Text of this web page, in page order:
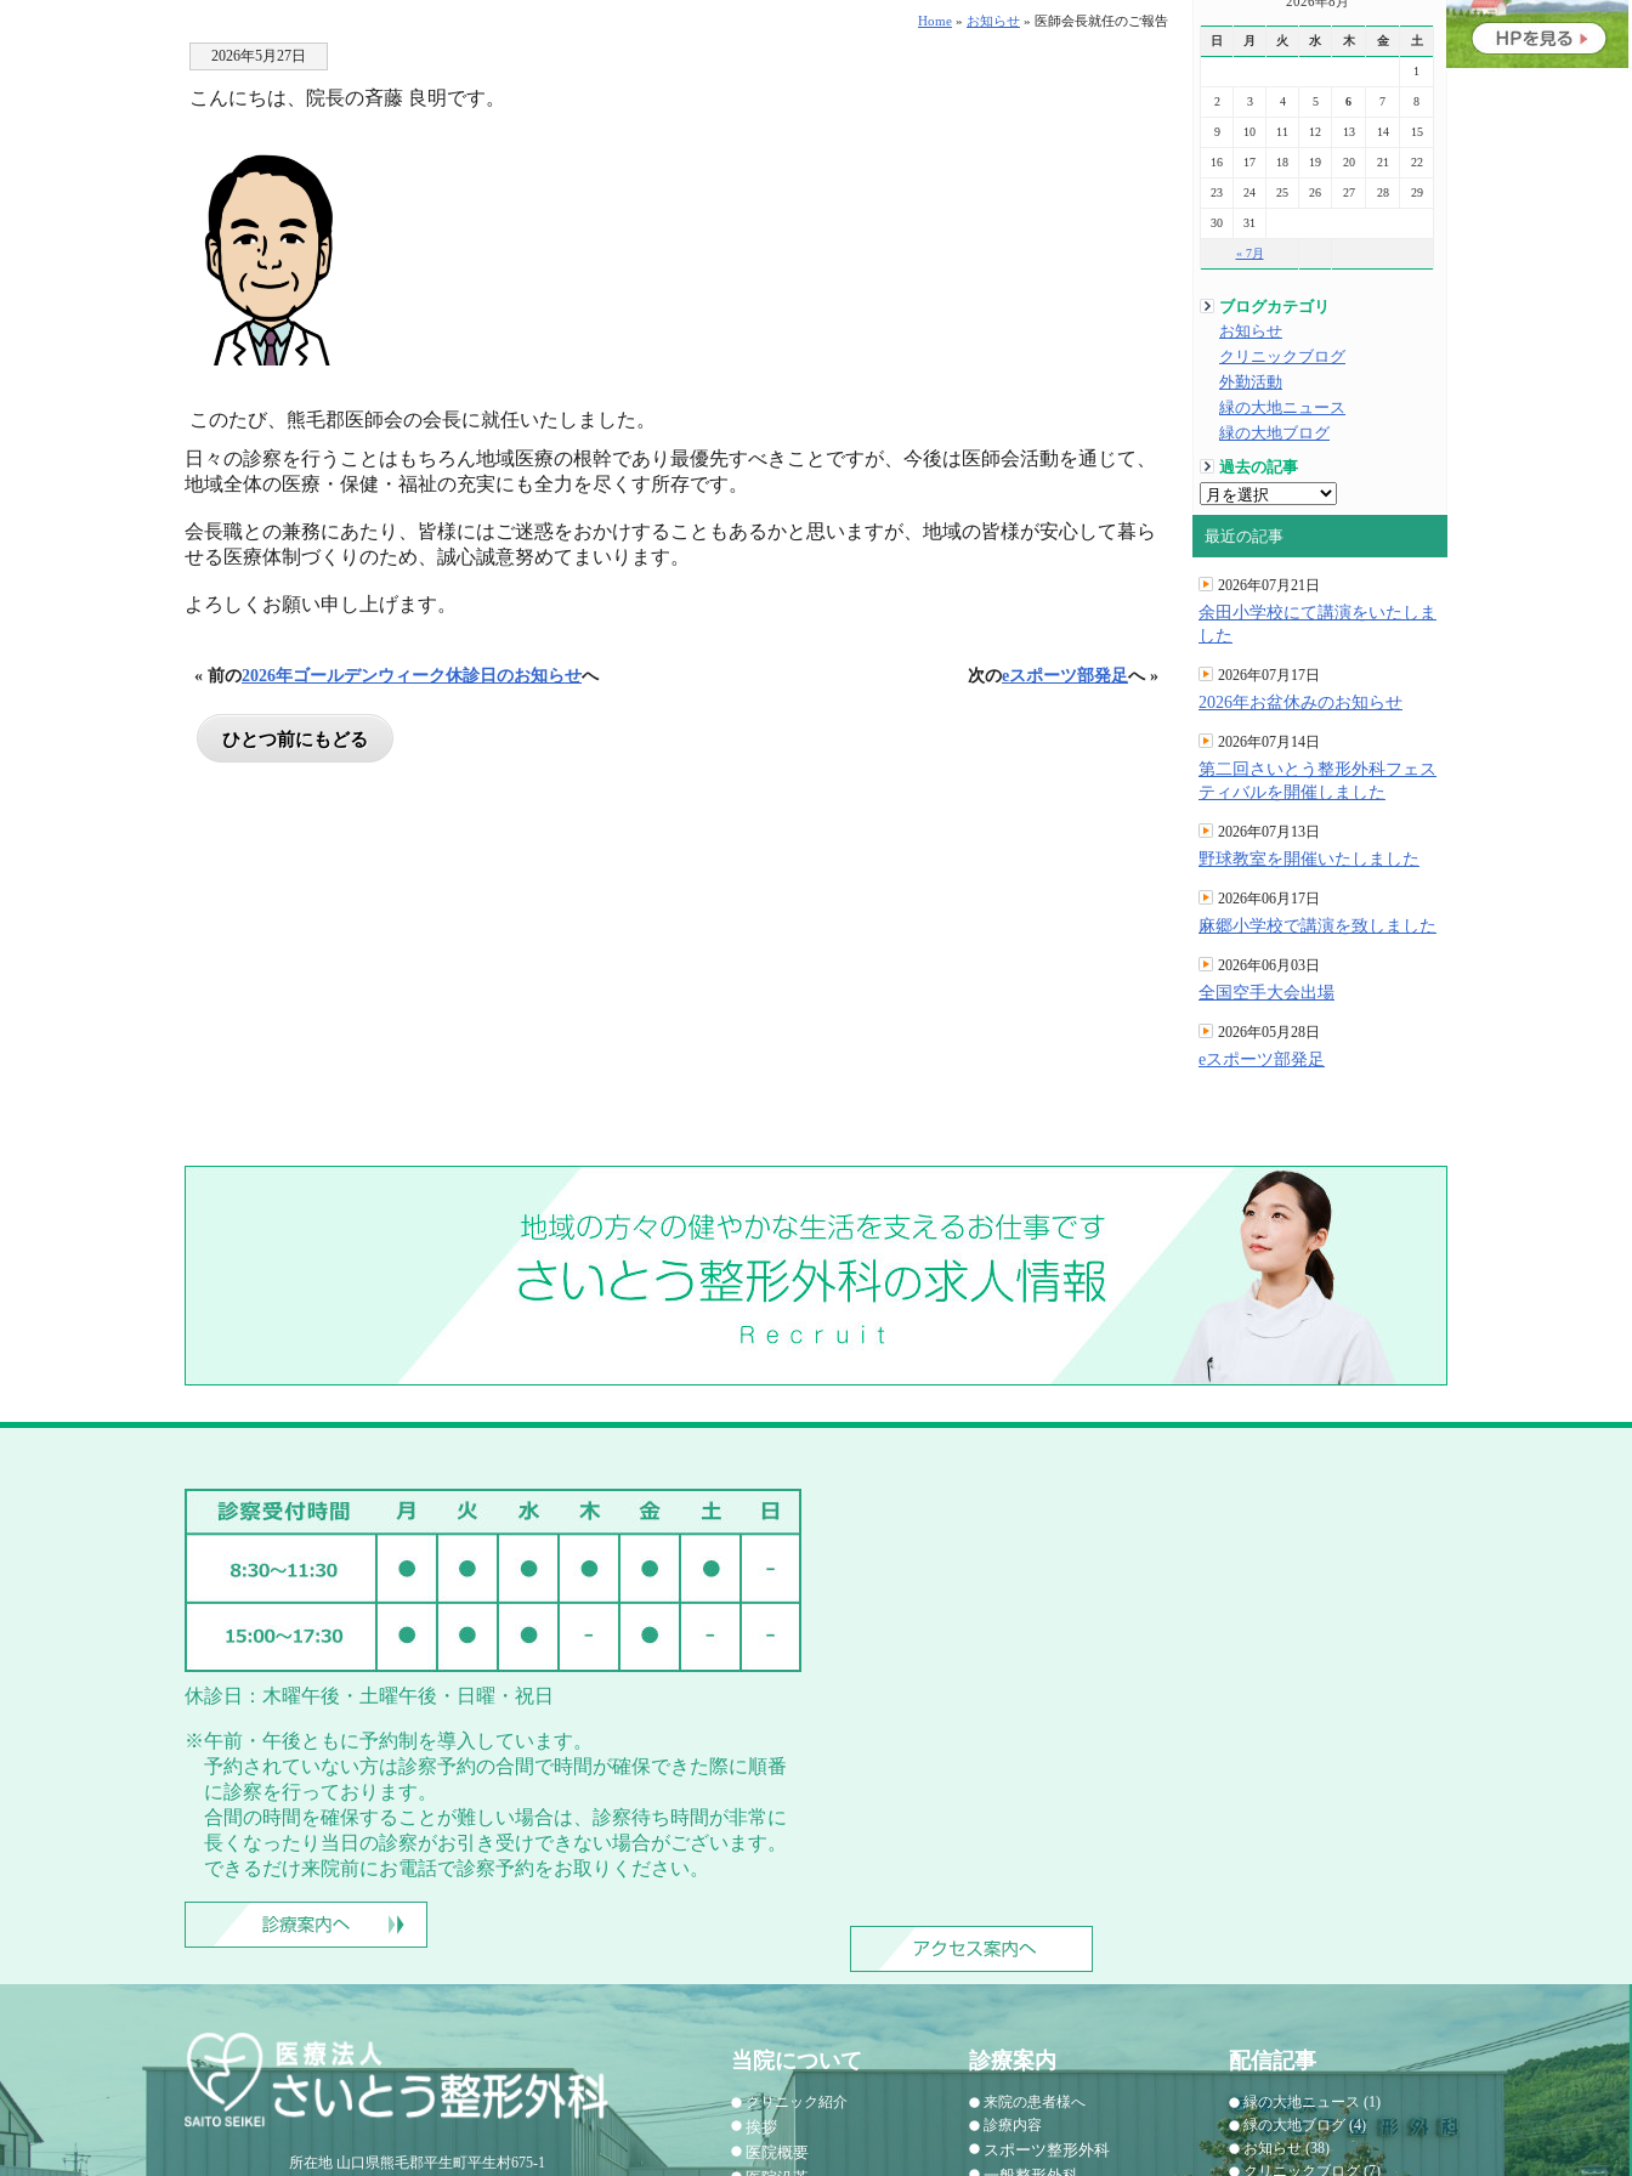
日 月 火 水 木 金 土
« 7月
1
2 3 4 5 6 7 8
9 10 11 12 13 14 15
16 17 18 19 20 21 22
23 24 25 26 27 28 29
30 31
ブログカテゴリ
お知らせ
クリニックブログ
外勤活動
緑の大地ニュース
緑の大地ブログ
過去の記事
最近の記事
2026年07月21日
余田小学校にて講演をいたしま
した
2026年07月17日
2026年お盆休みのお知らせ
2026年07月14日
第二回さいとう整形外科フェス
ティバルを開催しました
2026年07月13日
野球教室を開催いたしました
2026年06月17日
麻郷小学校で講演を致しました
2026年06月03日
全国空手大会出場
2026年05月28日
eスポーツ部発足
Home » お知らせ » 医師会長就任のご報告
2026年5月27日
こんにちは、院長の斉藤 良明です。
このたび、熊毛郡医師会の会長に就任いたしました。
日々の診察を行うことはもちろん地域医療の根幹であり最優先すべきことですが、今後は医師会活動を通じて、
地域全体の医療・保健・福祉の充実にも全力を尽くす所存です。
会長職との兼務にあたり、皆様にはご迷惑をおかけすることもあるかと思いますが、地域の皆様が安心して暮ら
せる医療体制づくりのため、誠心誠意努めてまいります。
よろしくお願い申し上げます。
« 前の2026年ゴールデンウィーク休診日のお知らせへ 次のeスポーツ部発足へ »
休診日：木曜午後・土曜午後・日曜・祝日
※午前・午後ともに予約制を導入しています。
予約されていない方は診察予約の合間で時間が確保できた際に順番
に診察を行っております。
合間の時間を確保することが難しい場合は、診察待ち時間が非常に
長くなったり当日の診察がお引き受けできない場合がございます。
できるだけ来院前にお電話で診察予約をお取りください。
所在地 山口県熊毛郡平生町平生村675-1
当院について
クリニック紹介
挨拶
医院概要
診療案内
来院の患者様へ
診療内容
スポーツ整形外科
配信記事
緑の大地ニュース (1)
緑の大地ブログ (4)
お知らせ(38)
クリニックブログ(7)